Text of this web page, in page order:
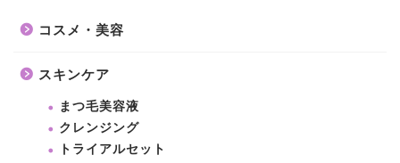
コスメ・美容
スキンケア
まつ毛美容液
クレンジング
トライアルセット